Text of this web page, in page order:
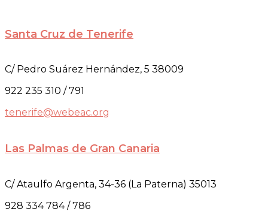
Santa Cruz de Tenerife
C/ Pedro Suárez Hernández, 5 38009
922 235 310 / 791
tenerife@webeac.org
Las Palmas de Gran Canaria
C/ Ataulfo Argenta, 34-36 (La Paterna) 35013
928 334 784 / 786